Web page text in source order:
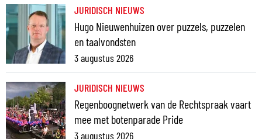
JURIDISCH NIEUWS
Hugo Nieuwenhuizen over puzzels, puzzelen
en taalvondsten
3 augustus 2026
JURIDISCH NIEUWS
Regenboognetwerk van de Rechtspraak vaart
mee met botenparade Pride
3 augustus 2026